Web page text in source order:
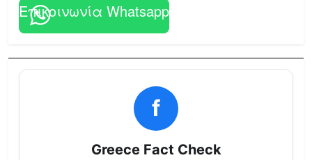
Επικοινωνία Whatsapp
f
Greece Fact Check